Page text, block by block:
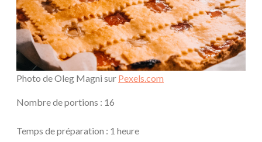
Photo de Oleg Magni sur Pexels.com
Nombre de portions : 16
Temps de préparation : 1 heure